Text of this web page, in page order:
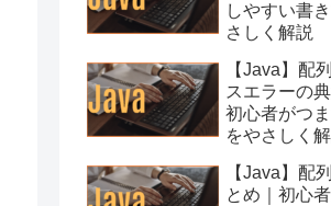
しやすい書
さしく解説
【Java】配
スエラーの
初心者がつ
をやさしく
【Java】配
とめ｜初心